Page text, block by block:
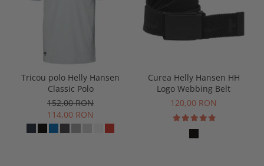
Tricou polo Helly Hansen
Classic Polo
152,00 RON
114,00 RON
Curea Helly Hansen HH
Logo Webbing Belt
120,00 RON